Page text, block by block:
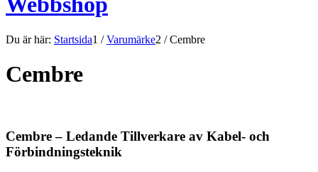
Du är här: Startsida1 / Varumärke2 / Cembre
Cembre
Cembre – Ledande Tillverkare av Kabel- och
Förbindningsteknik